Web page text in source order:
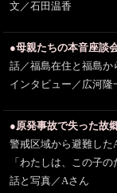
文／石田温香
●母親たちの本音座談
話／福島在住と福島か
インタビュー／広河隆
●原発事故で失った故
警戒区域から避難した
「わたしは、この子
話と写真／Aさん